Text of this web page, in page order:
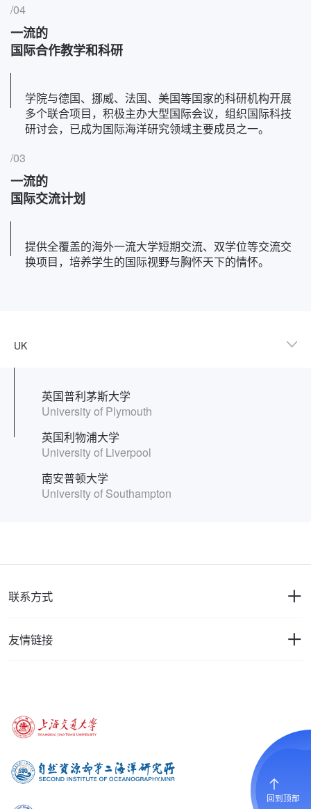
/04
一流的
国际合作教学和科研
学院与德国、挪威、法国、美国等国家的科研机构开展
多个联合项目，积极主办大型国际会议，组织国际科技
研讨会，已成为国际海洋研究领域主要成员之一。
/03
一流的
国际交流计划
提供全覆盖的海外一流大学短期交流、双学位等交流交
换项目，培养学生的国际视野与胸怀天下的情怀。
英国普利茅斯大学
University of Plymouth
英国利物浦大学
University of Liverpool
南安普顿大学
University of Southampton
友情链接
联系方式
回到顶部